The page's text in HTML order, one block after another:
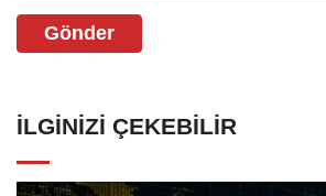
Gönder
İLGINIZI ÇEKEBILIR